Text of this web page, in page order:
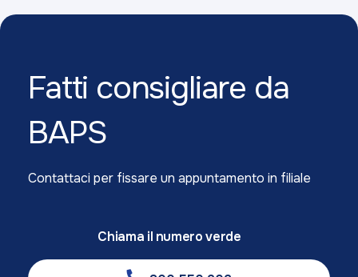
Fatti consigliare da
BAPS
Contattaci per fissare un appuntamento in filiale
Chiama il numero verde